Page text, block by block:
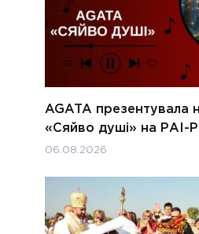
AGATA презентувала
«Сяйво душі» на РАІ-
06.08.2026